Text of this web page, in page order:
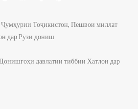
Тоҷикистон, Пешвои миллат
дар Рӯзи дониш
давлатии тиббии Хатлон дар